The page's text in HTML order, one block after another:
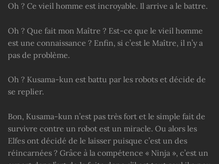
Oh ? Ce vieil homme est incroyable. Il arrive a le battre.
Oh ? Que fait mon Maître ? Est-ce que le vieil homme
est une connaissance ? Enfin, si c’est le Maître, il n’y a
pas de problème.
Oh ? Kusama-kun est battu par les robots et décide de
se replier.
Bon, Kusama-kun n’est pas très fort et le simple fait de
survivre contre un robot est un miracle. Ou alors les
Elfes ont décidé de le laisser puisque c’est un des
réincarnées ? Grâce à la compétence « Ninja », c’est un